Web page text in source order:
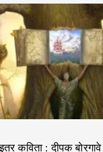
कविता : दीपक बोरगावे